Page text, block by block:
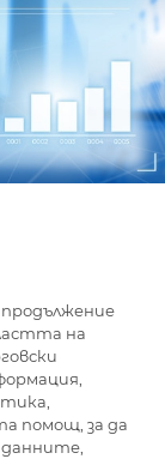
на
помощ, за да